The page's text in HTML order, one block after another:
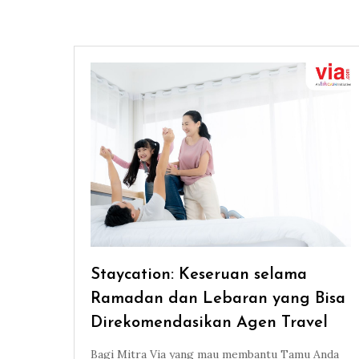
Staycation: Keseruan selama
Ramadan dan Lebaran yang Bisa
Direkomendasikan Agen Travel
Bagi Mitra Via yang mau membantu Tamu Anda